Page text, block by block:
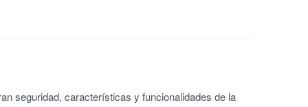
seguridad, características y funcionalidades de la